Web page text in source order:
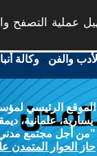
عملية التصفح
والفن -وكالة
الموقع الرئيسي
يسارية، علمانية،
"من أجل مجتمع مدني
حاز الحوار المتمدن